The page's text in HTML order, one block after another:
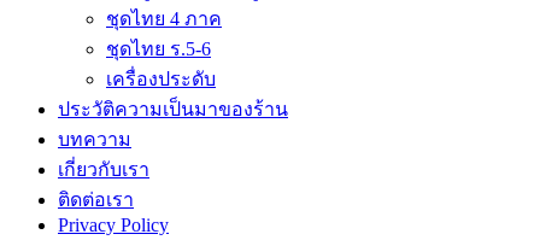
ชุดไทย 4 ภาค
ชุดไทย ร.5-6
เครื่องประดับ
ประวัติความเป็นมาของร้าน
บทความ
เกี่ยวกับเรา
ติดต่อเรา
Privacy Policy